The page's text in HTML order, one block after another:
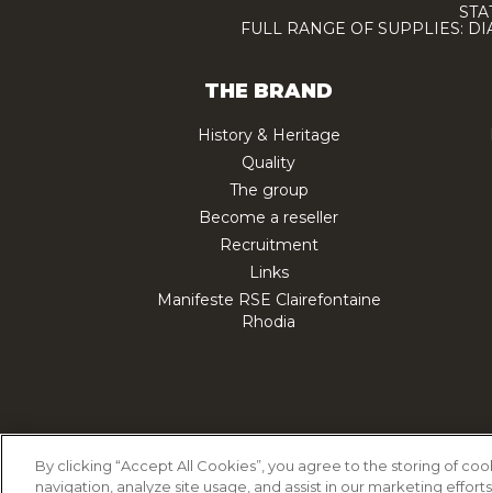
FULL RANGE OF SUPPLIES:
THE BRAND
History & Heritage
Quality
The group
Become a reseller
Recruitment
Links
Manifeste RSE Clairefontaine
Rhodia
By clicking “Accept All Cookies”, you agree to the storing of
navigation, analyze site usage, and assist in our marketing